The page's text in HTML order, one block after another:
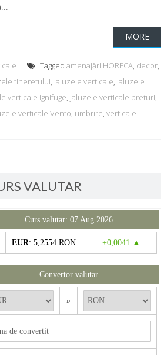
MORE
Tagged amenajări HORECA, decor,
tineretului, jaluzele verticale, jaluzele
verticale ignifuge, jaluzele verticale preturi,
verticale Vento, umbrire, verticale
VALUTAR
Curs valutar: 07 Aug 2026
EUR: 5,2554 RON +0,0041 ▲
Convertor valutar
»